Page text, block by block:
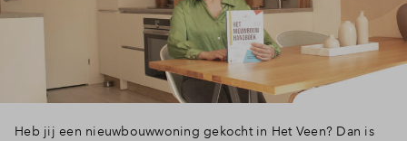
Heb jij een nieuwbouwwoning gekocht in Het Veen? Dan is